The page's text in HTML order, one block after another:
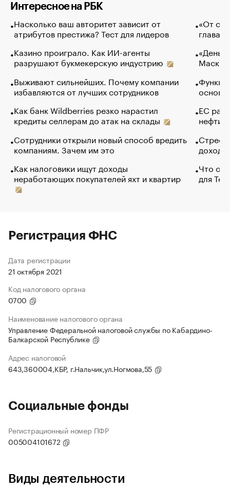
Интересное на РБК
Насколько ваш авторитет зависит от
атрибутов престижа? Тест для лидеров
Казино проиграло. Как ИИ-агенты
разрушают букмекерскую индустрию
Выживают сильнейших. Почему компании
избавляются от лучших сотрудников
Как банк Wildberries резко нарастил
кредиты селлерам до атак на склады
Сотрудники открыли новый способ вредить
компаниям. Зачем им это
Как налоговики ищут доходы
неработающих покупателей яхт и квартир
«От
глава
Маск в
основ
ЕС
нефти
Что
для
Регистрация ФНС
Дата регистрации
21 октября 2021
Код налогового органа
0700
Наименование налогового органа
Управление Федеральной налоговой службы по Кабардино-
Балкарской Республике
Адрес налоговой
643,360004,КБР, г.Нальчик,ул.Ногмова,55
Социальные фонды
Регистрационный номер ПФР
005004101672
Виды деятельности